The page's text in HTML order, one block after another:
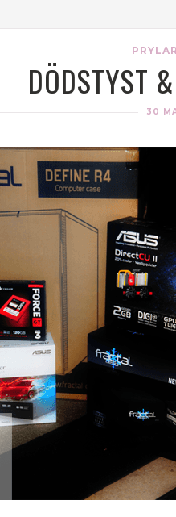
PRYLAR
DÖDSTYST
30